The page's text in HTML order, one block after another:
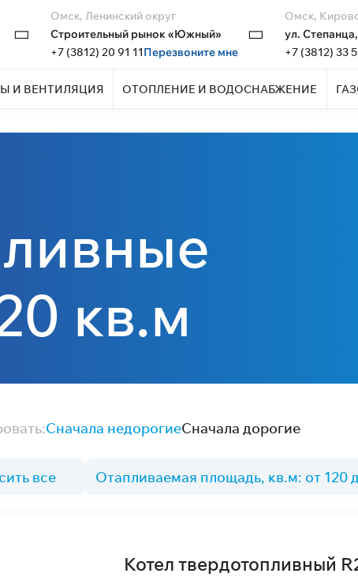
Омск, Ленинский округ
Строительный рынок «Южный»
+7 (3812) 20 91 11Перезвоните мне
Омск,
ул.
+7 (3812) 33
И ВЕНТИЛЯЦИЯ ОТОПЛЕНИЕ И ВОДОСНАБЖЕНИЕ
кв.м
Сначала недорогиеСначала дорогие
все Отапливаемая площадь, кв.м: от 120
Котел твердотопливный